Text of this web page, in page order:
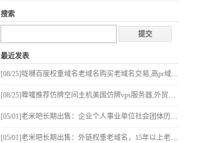
搜索
最近发表
[08/25] 咙嚩百度权重域名老域名购买老域名交易,高pr域名老域名出售,已备案域名,百度搜狗收录域名,外链反链域名
[08/25] 嚤嚧推荐仿牌空间主机美国仿牌vps服务器,外贸抗投诉服务器国外欧洲荷兰仿牌,免投诉vps,防投诉主机空间
[05/01]老米吧长期出售：企业个人事业单位社会团体历史BA老域名，阿里云接入
[05/01]老米吧长期出售：外链权重老域名，15年以上老域名